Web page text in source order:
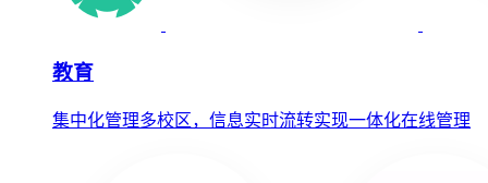
教育
集中化管理多校区，信息实时流转实现一体化在线管理